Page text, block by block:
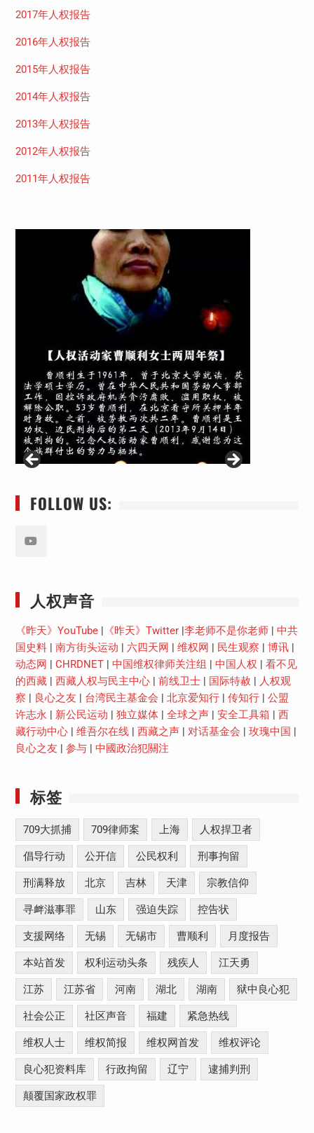
2017年人权报告
2016年人权报告
2015年人权报告
2014年人权报告
2013年人权报告
2012年人权报告
2011年人权报告
FOLLOW US:
人权声音
《昨天》YouTube| 《昨天》Twitter| 李老师不是你老师| 中共
国史料| 南方街头运动 六四天网 维权网 民生观察 博讯|
动态网
CHRDNET| 中国维权律师关注组 中国人权
看不见
的西藏| 西藏人权与民主中心| 前线卫士| 国际特赦
人权观
察
良心之友 台湾民主基金会 北京爱知行| 传知行| 公盟
许志永
新公民运动 独立媒体| 全球之声| 安全工具箱
西
藏行动中心| 维吾尔在线| 西藏之声| 对话基金会 玫瑰中国
良心之友
参与| 中國政治犯關注
标签
709大抓捕 709律师案 上海 人权捍卫者
倡导行动 公开信 公民权利 刑事拘留
刑满释放 北京 吉林 天津 宗教信仰
寻衅滋事罪 山东 强迫失踪 控告状
支援网络 无锡 无锡市 曹顺利 月度报告
本站首发 权利运动头条 残疾人 江天勇
江苏 江苏省 河南 湖北 湖南 狱中良心犯
社会公正 社区声音 福建 紧急热线
维权人士 维权简报 维权网首发 维权评论
良心犯资料库 行政拘留 辽宁 逮捕判刑
颠覆国家政权罪